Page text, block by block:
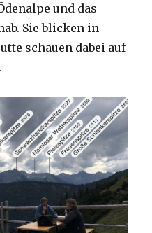
und das
Sie blicken in
schauen dabei auf